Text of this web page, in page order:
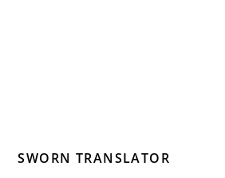
SWORN TRANSLATOR